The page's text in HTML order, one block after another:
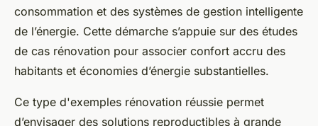
consommation et des systèmes de gestion intelligente
de l’énergie. Cette démarche s’appuie sur des études
de cas rénovation pour associer confort accru des
habitants et économies d’énergie substantielles.
Ce type d'exemples rénovation réussie permet
d’envisager des solutions reproductibles à grande